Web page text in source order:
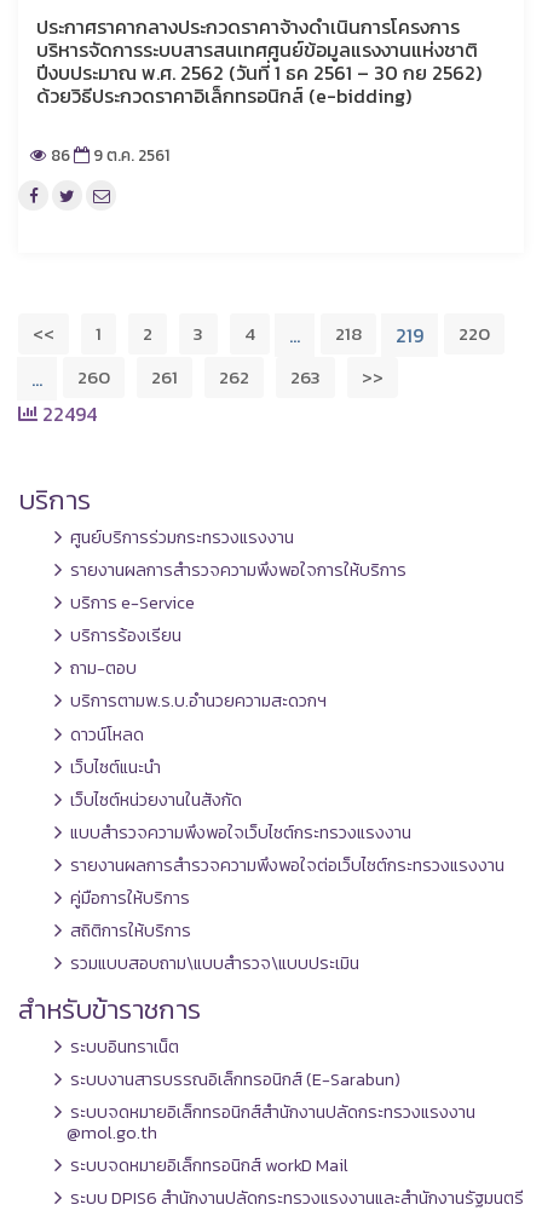
ประกาศราคากลางประกวดราคาจ้างดำเนินการโครงการ
บริหารจัดการระบบสารสนเทศศูนย์ข้อมูลแรงงานแห่งชาติ
ปีงบประมาณ พ.ศ. 2562 (วันที่ 1 ธค 2561 – 30 กย 2562)
ด้วยวิธีประกวดราคาอิเล็กทรอนิกส์ (e-bidding)
86 9 ต.ค. 2561
<< 1 2 3 4 … 218 219 220
… 260 261 262 263 >>
22494
บริการ
ศูนย์บริการร่วมกระทรวงแรงงาน
รายงานผลการสำรวจความพึงพอใจการให้บริการ
บริการ e-Service
บริการร้องเรียน
ถาม-ตอบ
บริการตามพ.ร.บ.อำนวยความสะดวกฯ
ดาวน์โหลด
เว็บไซต์แนะนำ
เว็บไซต์หน่วยงานในสังกัด
แบบสำรวจความพึงพอใจเว็บไซต์กระทรวงแรงงาน
รายงานผลการสำรวจความพึงพอใจต่อเว็บไซต์กระทรวงแรงงาน
คู่มือการให้บริการ
สถิติการให้บริการ
รวมแบบสอบถาม\แบบสำรวจ\แบบประเมิน
สำหรับข้าราชการ
ระบบอินทราเน็ต
ระบบงานสารบรรณอิเล็กทรอนิกส์ (E-Sarabun)
ระบบจดหมายอิเล็กทรอนิกส์สำนักงานปลัดกระทรวงแรงงาน
@mol.go.th
ระบบจดหมายอิเล็กทรอนิกส์ workD Mail
ระบบ DPIS6 สำนักงานปลัดกระทรวงแรงงานและสำนักงานรัฐมนตรี